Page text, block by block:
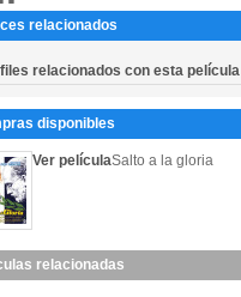
relacionados
relacionados con esta película
disponibles
Ver películaSalto a la gloria
relacionadas